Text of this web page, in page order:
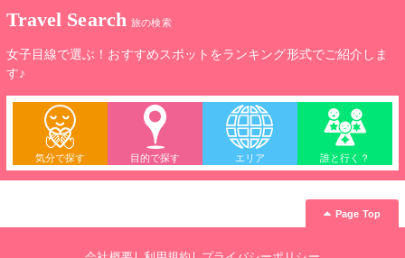
Travel Search 旅の検索
女子目線で選ぶ！おすすめスポットをランキング形式でご紹介しま
す♪
気分で探す 目的で探す エリア 誰と行く？
Page Top